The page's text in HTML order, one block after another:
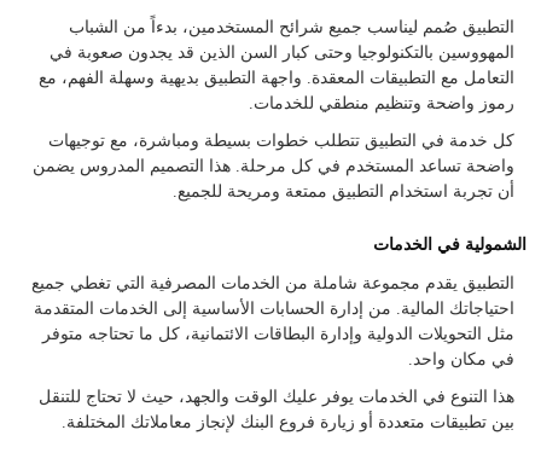
التطبيق صُمم ليناسب جميع شرائح المستخدمين، بدءاً من الشباب
المهووسين بالتكنولوجيا وحتى كبار السن الذين قد يجدون صعوبة في
التعامل مع التطبيقات المعقدة. واجهة التطبيق بديهية وسهلة الفهم، مع
رموز واضحة وتنظيم منطقي للخدمات.
كل خدمة في التطبيق تتطلب خطوات بسيطة ومباشرة، مع توجيهات
واضحة تساعد المستخدم في كل مرحلة. هذا التصميم المدروس يضمن
أن تجربة استخدام التطبيق ممتعة ومريحة للجميع.
الشمولية في الخدمات
التطبيق يقدم مجموعة شاملة من الخدمات المصرفية التي تغطي جميع
احتياجاتك المالية. من إدارة الحسابات الأساسية إلى الخدمات المتقدمة
مثل التحويلات الدولية وإدارة البطاقات الائتمانية، كل ما تحتاجه متوفر
في مكان واحد.
هذا التنوع في الخدمات يوفر عليك الوقت والجهد، حيث لا تحتاج للتنقل
بين تطبيقات متعددة أو زيارة فروع البنك لإنجاز معاملاتك المختلفة.